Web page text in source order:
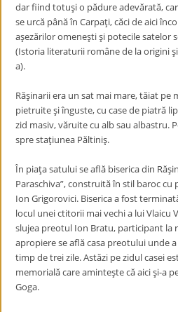
dar fiind totuşi o pădure adevărată,
se urcă până în Carpaţi, căci de aici
aşezărilor omeneşti şi potecile satelor
(Istoria literaturii române de la origini
a).
Răşinarii era un sat mai mare, tăiat pe
pietruite şi înguste, cu case de piatră
zid masiv, văruite cu alb sau albastru.
spre staţiunea Păltiniş.
În piaţa satului se află biserica din
Paraschiva”, construită în stil baroc
Ion Grigorovici. Biserica a fost
locul unei ctitorii mai vechi a lui Vlaicu
slujea preotul Ion Bratu, participant la
apropiere se află casa preotului unde
timp de trei zile. Astăzi pe zidul casei
memorială care aminteşte că aici şi-a
Goga.